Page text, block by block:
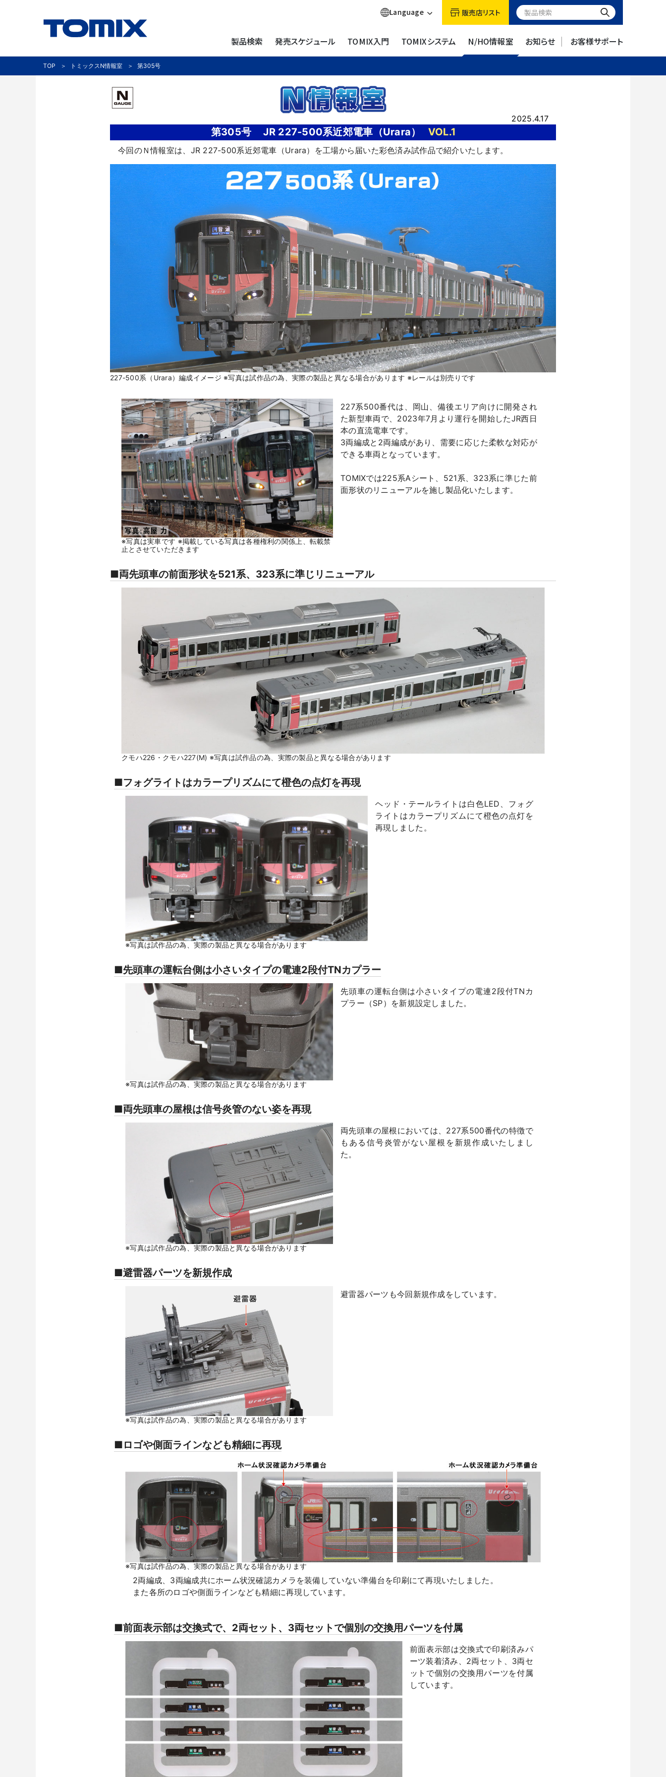
製品検索 発売スケジュール TOMIX入門 TOMIXシステム N/HO情報室 お知らせ お客様サポート
Language 販売店リスト
TOP トミックスN情報室 第305号
2025.4.17
第305号 JR 227-500系近郊電車（Urara） VOL.1
今回のＮ情報室は、JR 227-500系近郊電車（Urara）を工場から届いた彩色済み試作品で紹介いたします。
227-500系（Urara）編成イメージ ※写真は試作品の為、実際の製品と異なる場合があります ※レールは別売りです
※写真は実車です ※掲載している写真は各種権利の関係上、転載禁
止とさせていただきます
227系500番代は、岡山、備後エリア向けに開発され
た新型車両で、2023年7月より運行を開始したJR西日
本の直流電車です。
3両編成と2両編成があり、需要に応じた柔軟な対応が
できる車両となっています。
TOMIXでは225系Aシート、521系、323系に準じた前
面形状のリニューアルを施し製品化いたします。
■両先頭車の前面形状を521系、323系に準じリニューアル
クモハ226・クモハ227(M) ※写真は試作品の為、実際の製品と異なる場合があります
■フォグライトはカラープリズムにて橙色の点灯を再現
※写真は試作品の為、実際の製品と異なる場合があります
ヘッド・テールライトは白色LED、フォグ
ライトはカラープリズムにて橙色の点灯を
再現しました。
■先頭車の運転台側は小さいタイプの電連2段付TNカプラー
※写真は試作品の為、実際の製品と異なる場合があります
先頭車の運転台側は小さいタイプの電連2段付TNカ
プラー（SP）を新規設定しました。
■両先頭車の屋根は信号炎管のない姿を再現
※写真は試作品の為、実際の製品と異なる場合があります
両先頭車の屋根においては、227系500番代の特徴で
もある信号炎管がない屋根を新規作成いたしまし
た。
■避雷器パーツを新規作成
※写真は試作品の為、実際の製品と異なる場合があります
避雷器パーツも今回新規作成をしています。
■ロゴや側面ラインなども精細に再現
※写真は試作品の為、実際の製品と異なる場合があります
2両編成、3両編成共にホーム状況確認カメラを装備していない準備台を印刷にて再現いたしました。
また各所のロゴや側面ラインなども精細に再現しています。
■前面表示部は交換式で、2両セット、3両セットで個別の交換用パーツを付属
前面表示部は交換式で印刷済みパ
ーツ装着済み、2両セット、3両セ
ットで個別の交換用パーツを付属
しています。